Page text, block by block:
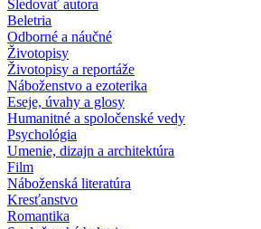
Sledovať autora
Beletria
Odborné a náučné
Životopisy
Životopisy a reportáže
Náboženstvo a ezoterika
Eseje, úvahy a glosy
Humanitné a spoločenské vedy
Psychológia
Umenie, dizajn a architektúra
Film
Náboženská literatúra
Kresťanstvo
Romantika